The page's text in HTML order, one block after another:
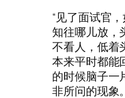
“见了面试官
知往哪儿放，
不看人，低着
本来平时都能
的时候脑子一
非所问的现象